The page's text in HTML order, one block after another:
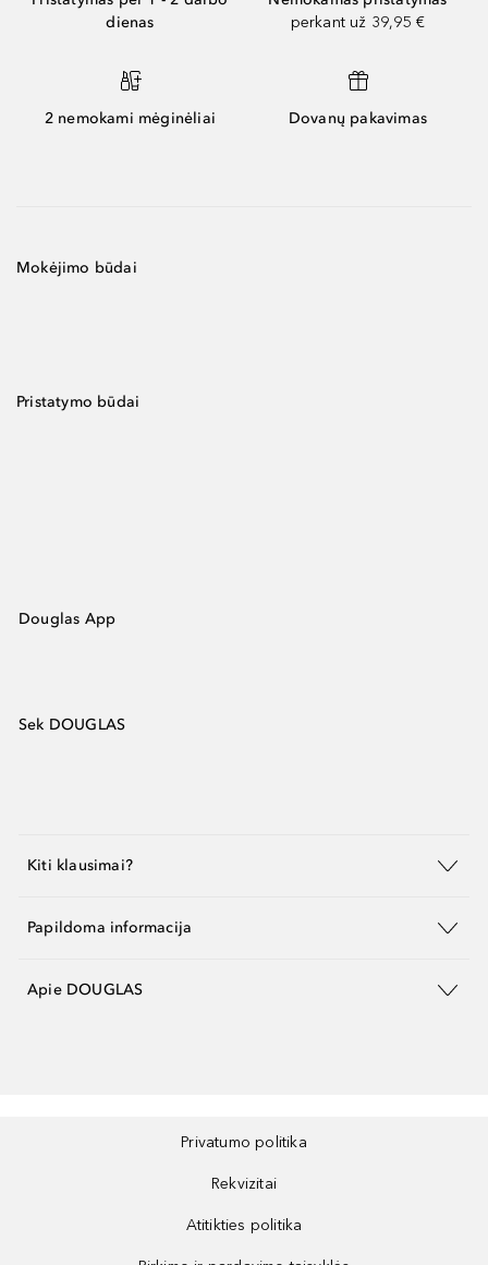
dienas
perkant už 39,95 €
2 nemokami mėginėliai Dovanų pakavimas
Mokėjimo būdai
Pristatymo būdai
Douglas App
Sek DOUGLAS
Kiti klausimai?
Papildoma informacija
Apie DOUGLAS
Privatumo politika
Rekvizitai
Atitikties politika